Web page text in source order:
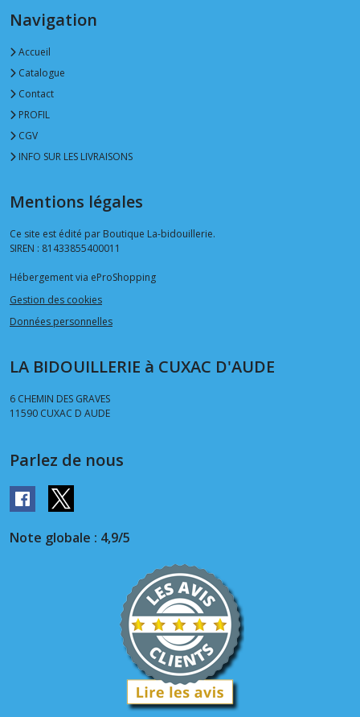
Navigation
Accueil
Catalogue
Contact
PROFIL
CGV
INFO SUR LES LIVRAISONS
Mentions légales
Ce site est édité par Boutique La-bidouillerie.
SIREN : 81433855400011
Hébergement via eProShopping
Gestion des cookies
Données personnelles
LA BIDOUILLERIE à CUXAC D'AUDE
6 CHEMIN DES GRAVES
11590 CUXAC D AUDE
Parlez de nous
Note globale : 4,9/5